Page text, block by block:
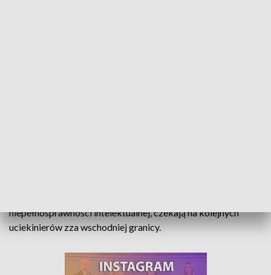
niepełnosprawności intelektualnej, czekają na kolejnych
uciekinierów zza wschodniej granicy.